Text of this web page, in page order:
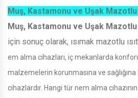
Muş, Kastamonu ve Uşak Mazotlu
Muş, Kastamonu ve Uşak Mazotlu
için sonuç olarak, ısımak mazotlu
em alma cihazları, iç mekanlarda konforu
malzemelerin korunmasına ve
cihazlardır. Hangi tür nem alma